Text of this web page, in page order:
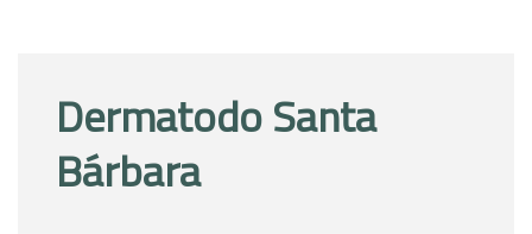
Dermatodo Santa
Bárbara